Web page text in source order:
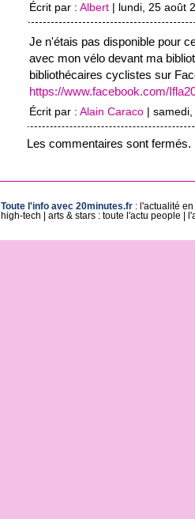
Écrit par : Albert | lundi, 25 août
Je n'étais pas disponible pour
avec mon vélo devant ma
bibliothécaires cyclistes sur
https://www.facebook.com/
Écrit par : Alain Caraco |
Les commentaires sont fermés.
Toute l'info avec 20minutes.fr : l'actualité
high-tech
arts & stars : toute l'actu people